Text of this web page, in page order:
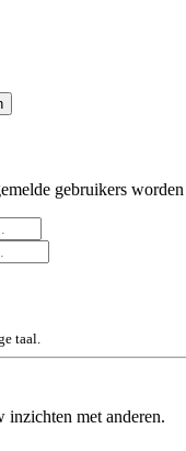
gebruikers
taal.
inzichten met anderen.